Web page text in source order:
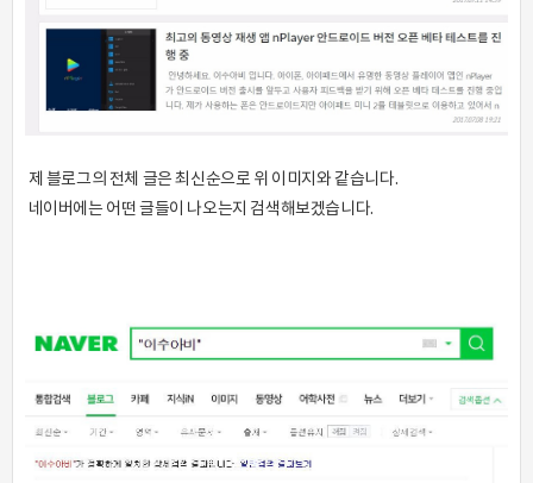
제 블로그의 전체 글은 최신순으로 위 이미지와 같습니다.
네이버에는 어떤 글들이 나오는지 검색해보겠습니다.